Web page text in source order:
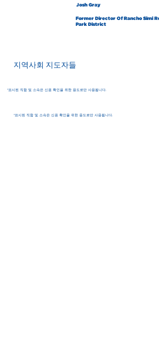
Josh Gray
Former Director Of Rancho Simi
Park District
지역사회 지도자들
*표시된 직함 및 소속은 신원 확인을 위한 용도로만 사용됩니다.
*표시된 직함 및 소속은 신원 확인을 위한 용도로만 사용됩니다.